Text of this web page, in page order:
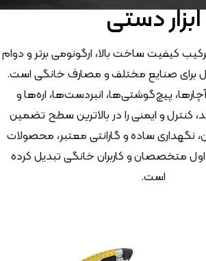
ابزار دستی
کیفیت ساخت بالا، ارگونومی برتر و دوام
برای صنایع مختلف و مصارف خانگی است.
پیچ‌گوشتی‌ها، انبردست‌ها، اره‌ها و
کنترل و ایمنی را در بالاترین سطح تضمین
نگهداری ساده و گارانتی معتبر، محصولات
اول متخصصان و کاربران خانگی تبدیل کرده
است.